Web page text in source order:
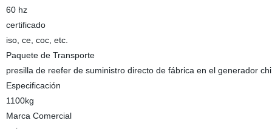
60 hz
certificado
iso, ce, coc, etc.
Paquete de Transporte
presilla de reefer de suministro directo de fábrica en el generador chi
Especificación
1100kg
Marca Comercial